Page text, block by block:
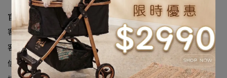
官方line: @petstar616
客服專線：0900-120-160
客服時間：09:00am - 6:00pm
信箱：petstar616@gmail.com